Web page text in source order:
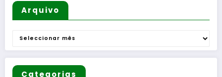
Arquivo
Arquivo
Categorias